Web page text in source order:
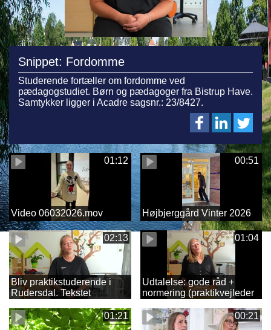
Snippet: Fordomme
Studerende fortæller om fordomme ved
pædagogstudiet. Børn og pædagoger fra Bistrup Have.
Samtykker ligger i Acadre sagsnr.: 23/8427.
01:12
Video 06032026.mov
00:51
Højbjerggård Vinter 2026
02:13
Bliv praktikstuderende i
Rudersdal. Tekstet
01:04
Udtalelse: gode råd +
normering (praktikvejleder
01:21
00:21